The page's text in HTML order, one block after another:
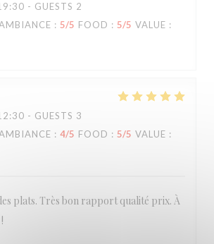
- GUESTS 2
: 5/5 FOOD : 5/5 VALUE :
- GUESTS 3
: 4/5 FOOD : 5/5 VALUE :
plats. Très bon rapport qualité prix. À